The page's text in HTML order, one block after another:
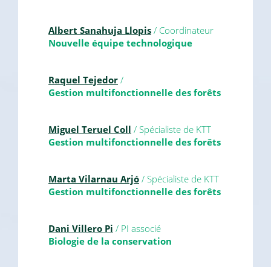
Albert Sanahuja Llopis / Coordinateur
Nouvelle équipe technologique
Raquel Tejedor /
Gestion multifonctionnelle des forêts
Miguel Teruel Coll / Spécialiste de KTT
Gestion multifonctionnelle des forêts
Marta Vilarnau Arjó / Spécialiste de KTT
Gestion multifonctionnelle des forêts
Dani Villero Pi / PI associé
Biologie de la conservation